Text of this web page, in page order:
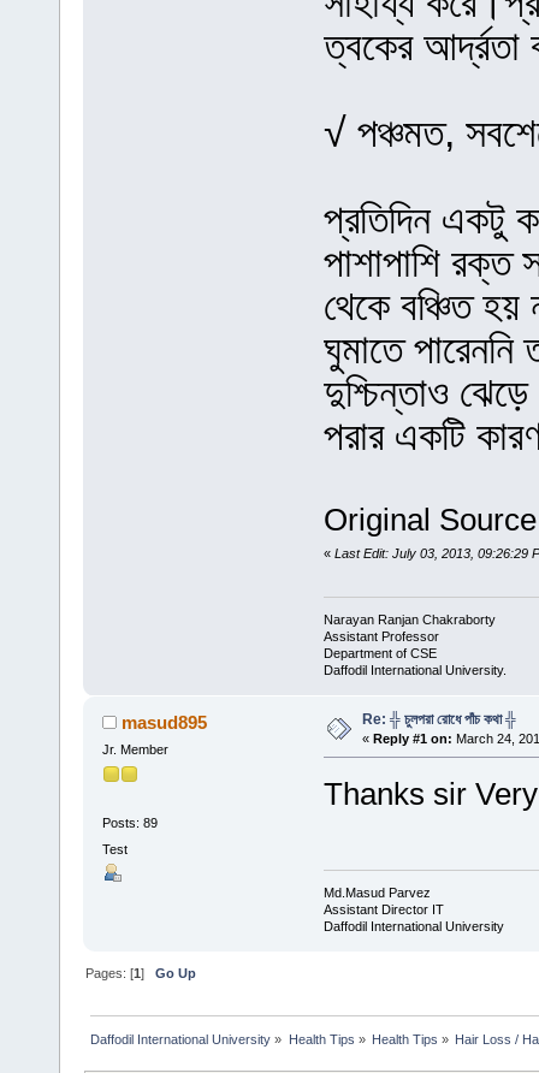
ত্বকের আর্দ্রতা
√ পঞ্চমত,
প্রতিদিন একটু
পাশাপাশি রক্ত
থেকে বঞ্চিত হয়
ঘুমাতে
দুশ্চিন্তাও
পরার একটি
Original
« Last Edit: July 03, 2013, 09:26:29
Narayan Ranjan Chakraborty
Assistant Professor
Department of CSE
Daffodil International University.
masud895
Jr. Member
Posts: 89
Test
Re: ╬ চুলপরা রোধে পাঁচ কথা ╬
« Reply #1 on: March 24,
Thanks sir
Md.Masud Parvez
Assistant Director IT
Daffodil International University
Pages: [1]Go Up
Daffodil International University » Health Tips » Health Tips » Hair Loss /